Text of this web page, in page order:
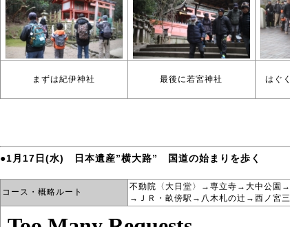
まずは紀伊神社 最後に若宮神社 はぐ
●1月17日(水) 日本遺産”横大路” 国道の始まりを歩く
コース・概略ルート
不動院〈大日堂〉→専立寺→大中公園
→ＪＲ・畝傍駅→八木札の辻→西ノ宮三